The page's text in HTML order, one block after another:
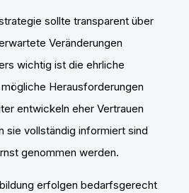
sollte transparent über
Veränderungen
wichtig ist die ehrliche
Herausforderungen
entwickeln eher Vertrauen
sie vollständig informiert sind
genommen werden.
erfolgen bedarfsgerecht